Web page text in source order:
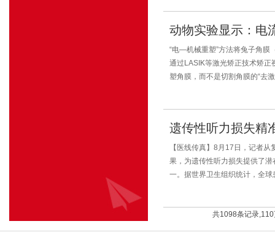
动物实验显示：电
“电—机械重塑”方法将兔子角膜
通过LASIK等激光矫正技术矫正
塑角膜，而不是切割角膜的“去
遗传性听力损失精
【医线传真】8月17日，记者
果，为遗传性听力损失提供了
一。据世界卫生组织统计，全
共1098条记录